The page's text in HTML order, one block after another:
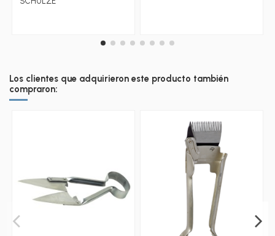
Los clientes que adquirieron este producto también
compraron: